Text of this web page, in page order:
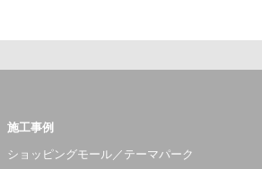
施工事例
ショッピングモール／テーマパーク